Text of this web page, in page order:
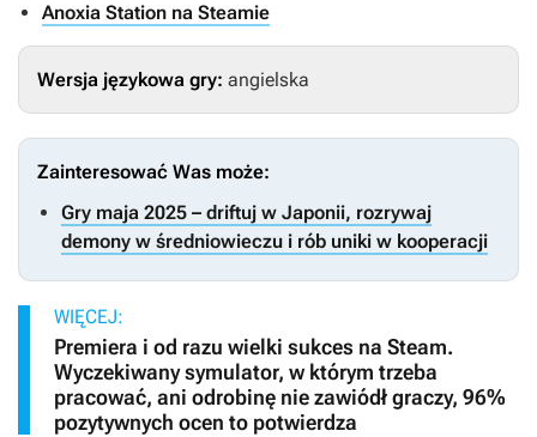
Anoxia Station na Steamie
Wersja językowa gry: angielska
Zainteresować Was może:
Gry maja 2025 – driftuj w Japonii, rozrywaj
demony w średniowieczu i rób uniki w kooperacji
WIĘCEJ:
Premiera i od razu wielki sukces na Steam.
Wyczekiwany symulator, w którym trzeba
pracować, ani odrobinę nie zawiódł graczy, 96%
pozytywnych ocen to potwierdza